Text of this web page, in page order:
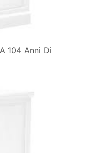
104 Anni Di